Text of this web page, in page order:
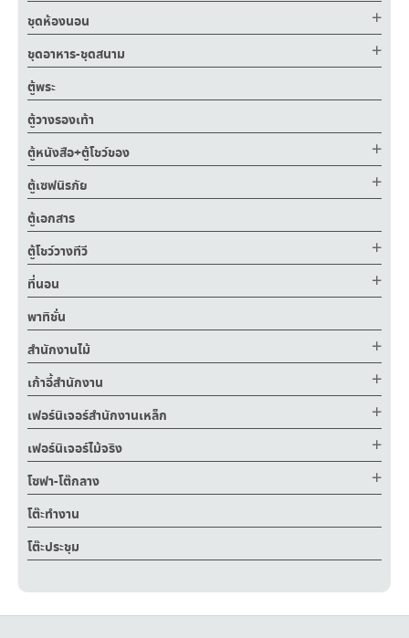
ชุดห้องนอน
ชุดอาหาร-ชุดสนาม
ตู้พระ
ตู้วางรองเท้า
ตู้หนังสือ+ตู้โชว์ของ
ตู้เซฟนิรภัย
ตู้เอกสาร
ตู้โชว์วางทีวี
ที่นอน
พาทิชั่น
สำนักงานไม้
เก้าอี้สำนักงาน
เฟอร์นิเจอร์สำนักงานเหล็ก
เฟอร์นิเจอร์ไม้จริง
โซฟา-โต๊กลาง
โต๊ะทำงาน
โต๊ะประชุม